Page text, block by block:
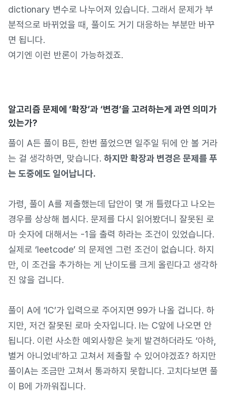
dictionary 변수로 나누어져 있습니다. 그래서 문제가 부
분적으로 바뀌었을 때, 풀이도 거기 대응하는 부분만 바꾸
면 됩니다.
여기엔 이런 반론이 가능하겠죠.
알고리즘 문제에 ‘확장’과 ‘변경’을 고려하는게 과연 의미가
있는가?
풀이 A든 풀이 B든, 한번 풀었으면 일주일 뒤에 안 볼 거라
는 걸 생각하면, 맞습니다. 하지만 확장과 변경은 문제를 푸
는 도중에도 일어납니다.
가령, 풀이 A를 제출했는데 답안이 몇 개 틀렸다고 나오는
경우를 상상해 봅시다. 문제를 다시 읽어봤더니 잘못된 로
마 숫자에 대해서는 -1을 출력 하라는 조건이 있었습니다.
실제로 ‘leetcode’ 의 문제엔 그런 조건이 없습니다. 하지
만, 이 조건을 추가하는 게 난이도를 크게 올린다고 생각하
진 않을 겁니다.
풀이 A에 ‘IC’가 입력으로 주어지면 99가 나올 겁니다. 하
지만, 저건 잘못된 로마 숫자입니다. I는 C앞에 나오면 안
됩니다. 이런 사소한 예외사항은 늦게 발견하더라도 ‘아하,
별거 아니었네’하고 고쳐서 제출할 수 있어야겠죠? 하지만
풀이A는 조금만 고쳐서 통과하지 못합니다. 고치다보면 풀
이 B에 가까워집니다.